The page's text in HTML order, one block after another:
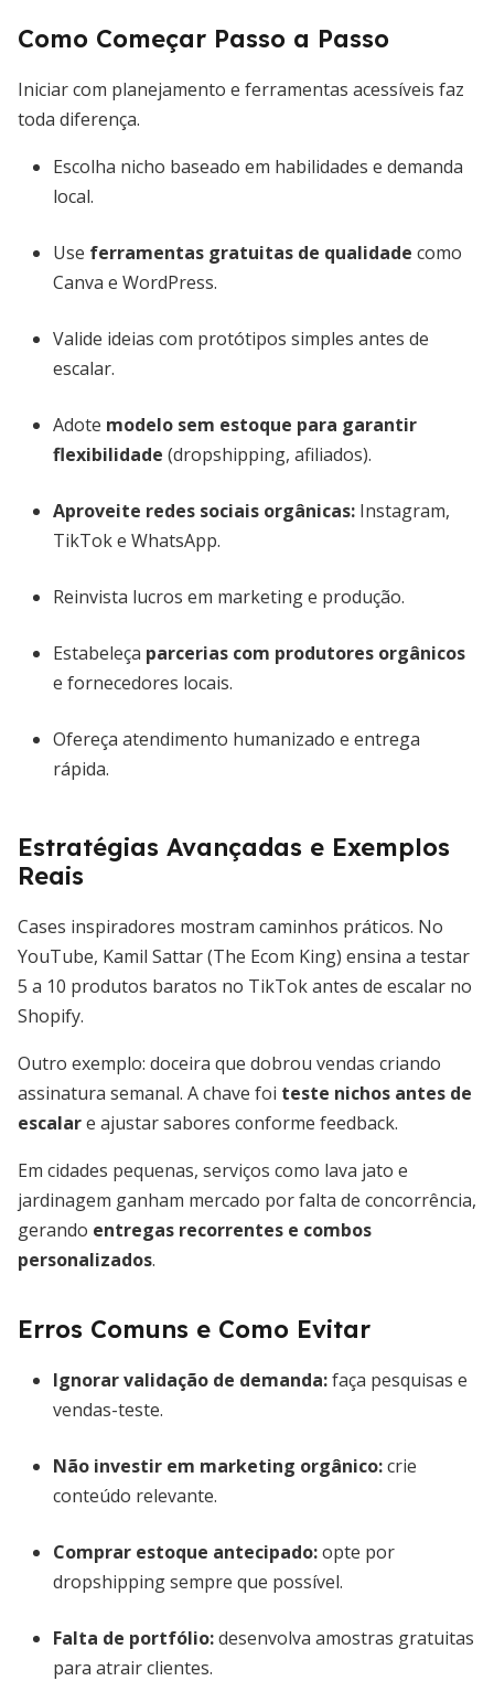
Como Começar Passo a Passo
Iniciar com planejamento e ferramentas acessíveis faz
toda diferença.
Escolha nicho baseado em habilidades e demanda
local.
Use ferramentas gratuitas de qualidade como
Canva e WordPress.
Valide ideias com protótipos simples antes de
escalar.
Adote modelo sem estoque para garantir
flexibilidade (dropshipping, afiliados).
Aproveite redes sociais orgânicas: Instagram,
TikTok e WhatsApp.
Reinvista lucros em marketing e produção.
Estabeleça parcerias com produtores orgânicos
e fornecedores locais.
Ofereça atendimento humanizado e entrega
rápida.
Estratégias Avançadas e Exemplos
Reais
Cases inspiradores mostram caminhos práticos. No
YouTube, Kamil Sattar (The Ecom King) ensina a testar
5 a 10 produtos baratos no TikTok antes de escalar no
Shopify.
Outro exemplo: doceira que dobrou vendas criando
assinatura semanal. A chave foi teste nichos antes de
escalare ajustar sabores conforme feedback.
Em cidades pequenas, serviços como lava jato e
jardinagem ganham mercado por falta de concorrência,
gerando entregas recorrentes e combos
personalizados.
Erros Comuns e Como Evitar
Ignorar validação de demanda:faça pesquisas e
vendas-teste.
Não investir em marketing orgânico:crie
conteúdo relevante.
Comprar estoque antecipado:opte por
dropshipping sempre que possível.
Falta de portfólio:desenvolva amostras gratuitas
para atrair clientes.